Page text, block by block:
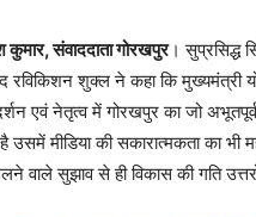
संवाददाता गोरखपुर। सुप्रसिद्ध
रविकिशन शुक्ल ने कहा कि मुख्यमंत्री
एवं नेतृत्व में गोरखपुर का जो
मीडिया की सकारात्मकता का भी
वाले सुझाव से ही विकास की गति